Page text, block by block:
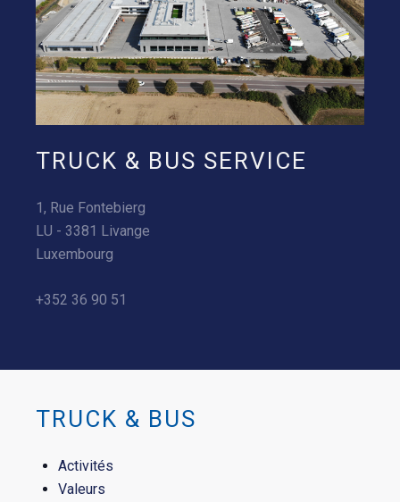
TRUCK & BUS SERVICE
1, Rue Fontebierg
LU - 3381 Livange
Luxembourg
+352 36 90 51
TRUCK & BUS
Activités
Valeurs